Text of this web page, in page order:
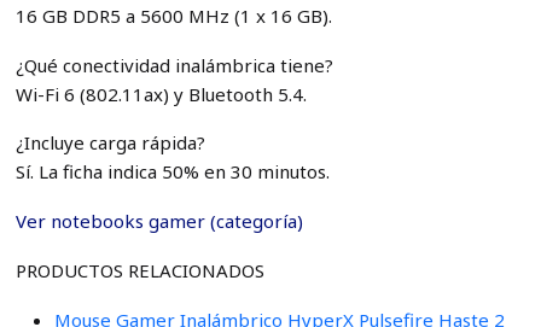
16 GB DDR5 a 5600 MHz (1 x 16 GB).
¿Qué conectividad inalámbrica tiene?
Wi-Fi 6 (802.11ax) y Bluetooth 5.4.
¿Incluye carga rápida?
Sí. La ficha indica 50% en 30 minutos.
Ver notebooks gamer (categoría)
PRODUCTOS RELACIONADOS
Mouse Gamer Inalámbrico HyperX Pulsefire Haste 2